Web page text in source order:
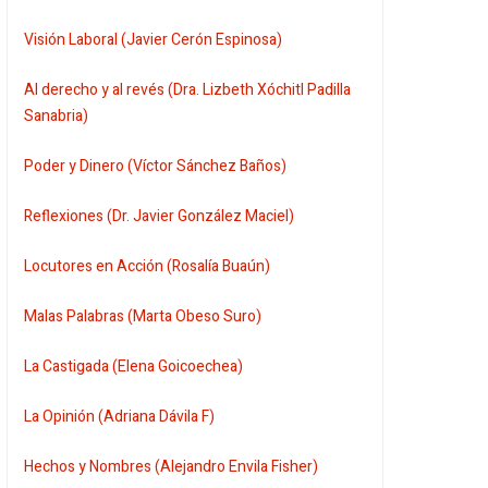
Visión Laboral (Javier Cerón Espinosa)
Al derecho y al revés (Dra. Lizbeth Xóchitl Padilla
Sanabria)
Poder y Dinero (Víctor Sánchez Baños)
Reflexiones (Dr. Javier González Maciel)
Locutores en Acción (Rosalía Buaún)
Malas Palabras (Marta Obeso Suro)
La Castigada (Elena Goicoechea)
La Opinión (Adriana Dávila F)
Hechos y Nombres (Alejandro Envila Fisher)